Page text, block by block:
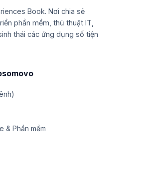
Book. Nơi chia sẻ
phần mềm, thủ thuật IT,
thái các ứng dụng số tiện
& Phần mềm